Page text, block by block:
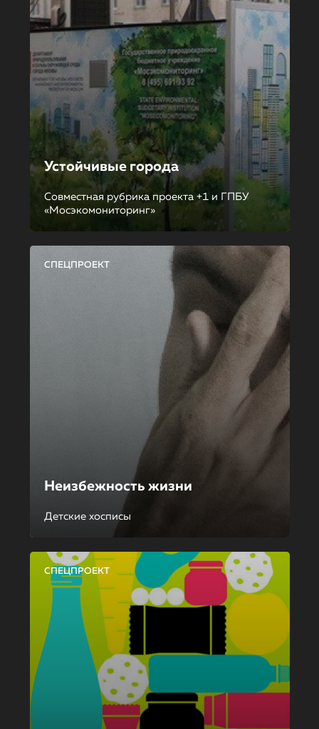
Устойчивые города
Совместная рубрика проекта +1 и ГПБУ
«Мосэкомониторинг»
СПЕЦПРОЕКТ
Неизбежность жизни
Детские хосписы
СПЕЦПРОЕКТ